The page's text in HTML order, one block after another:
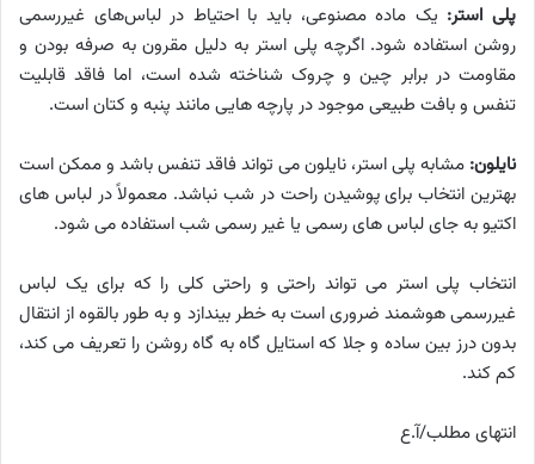
پلی استر: یک ماده مصنوعی، باید با احتیاط در لباس‌های غیررسمی
روشن استفاده شود. اگرچه پلی استر به دلیل مقرون به صرفه بودن و
مقاومت در برابر چین و چروک شناخته شده است، اما فاقد قابلیت
تنفس و بافت طبیعی موجود در پارچه هایی مانند پنبه و کتان است.
نایلون: مشابه پلی استر، نایلون می تواند فاقد تنفس باشد و ممکن است
بهترین انتخاب برای پوشیدن راحت در شب نباشد. معمولاً در لباس های
اکتیو به جای لباس های رسمی یا غیر رسمی شب استفاده می شود.
انتخاب پلی استر می تواند راحتی و راحتی کلی را که برای یک لباس
غیررسمی هوشمند ضروری است به خطر بیندازد و به طور بالقوه از انتقال
بدون درز بین ساده و جلا که استایل گاه به گاه روشن را تعریف می کند،
کم کند.
انتهای مطلب/آ.ع